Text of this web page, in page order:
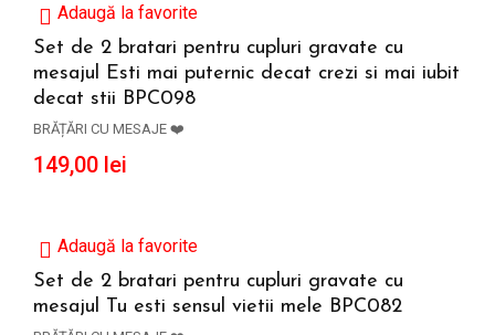
Adaugă la favorite
ADAUGĂ ÎN COȘ
Set de 2 bratari pentru cupluri gravate cu
mesajul Esti mai puternic decat crezi si mai iubit
decat stii BPC098
BRĂȚĂRI CU MESAJE ❤️
149,00 lei
Adaugă la favorite
Set de 2 bratari pentru cupluri gravate cu
mesajul Tu esti sensul vietii mele BPC082